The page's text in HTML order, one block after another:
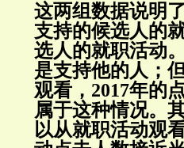
这两组数据说明
支持的候选人的
选人的就职活动
是支持他的人；
观看，2017年的
属于这种情况。
以从就职活动观